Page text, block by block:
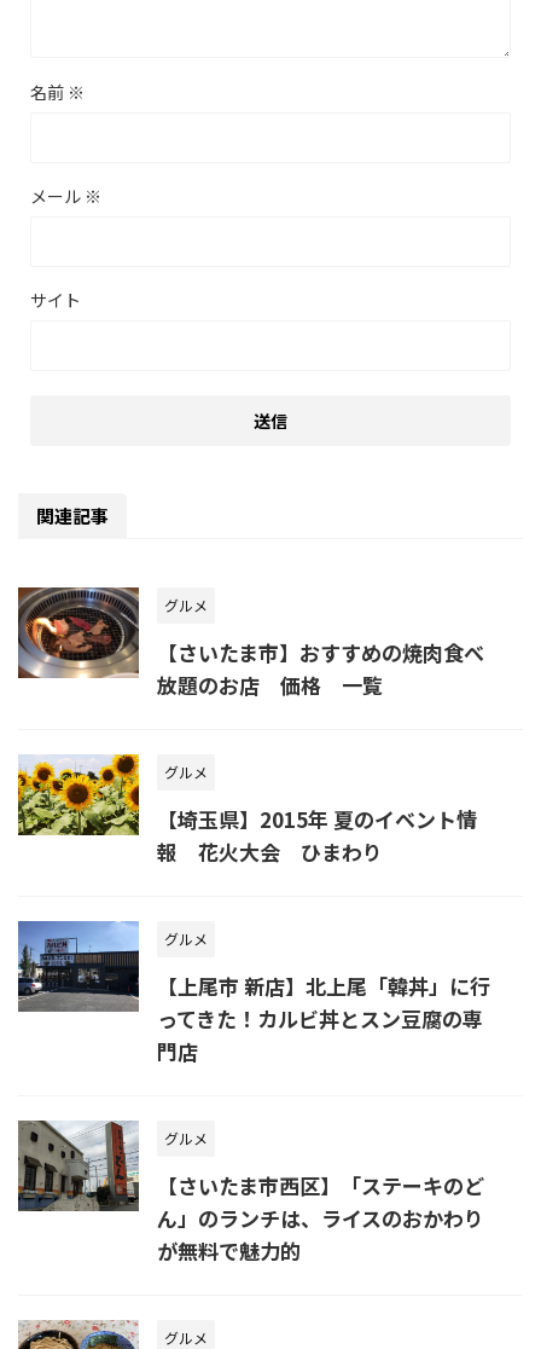
名前 ※
メール ※
サイト
関連記事
グルメ
【さいたま市】おすすめの焼肉食べ
放題のお店 価格 一覧
グルメ
【埼玉県】2015年 夏のイベント情
報 花火大会 ひまわり
グルメ
【上尾市 新店】北上尾「韓丼」に行
ってきた！カルビ丼とスン豆腐の専
門店
グルメ
【さいたま市西区】「ステーキのど
ん」のランチは、ライスのおかわり
が無料で魅力的
グルメ